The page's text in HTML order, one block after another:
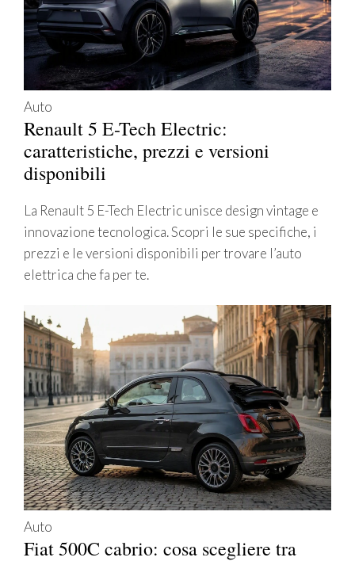
Auto
Renault 5 E-Tech Electric:
caratteristiche, prezzi e versioni
disponibili
La Renault 5 E-Tech Electric unisce design vintage e
innovazione tecnologica. Scopri le sue specifiche, i
prezzi e le versioni disponibili per trovare l’auto
elettrica che fa per te.
Auto
Fiat 500C cabrio: cosa scegliere tra